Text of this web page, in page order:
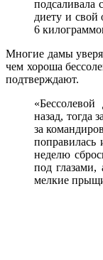
подсаливала
диету и
6
Многие дамы
чем хороша
подтверждают.
«Бессолевой
назад, тогда
за
неделю
под глазами,
мелкие